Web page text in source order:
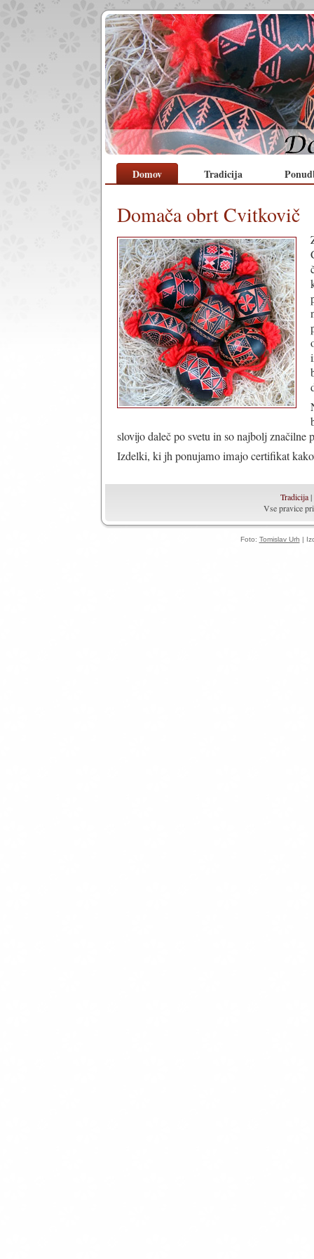
Domov Tradicija
Domača obrt Cvitkovič
slovijo daleč po svetu in so najbolj značilne
Izdelki, ki jh ponujamo imajo certifikat
Tradicija|
Vse pravice
Foto: Tomislav Urh |